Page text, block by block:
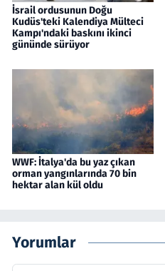
İsrail ordusunun Doğu
Kudüs'teki Kalendiya Mülteci
Kampı'ndaki baskını ikinci
gününde sürüyor
WWF: İtalya'da bu yaz çıkan
orman yangınlarında 70 bin
hektar alan kül oldu
Yorumlar